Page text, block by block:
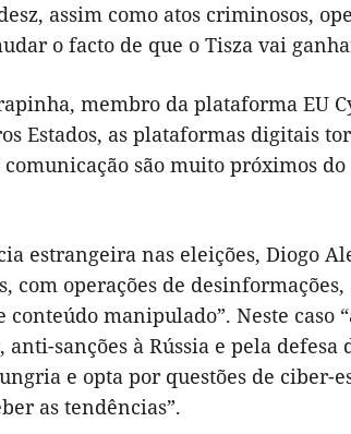
assim como atos criminosos,
o facto de que o Tisza vai
membro da plataforma EU
Estados, as plataformas digitais
comunicação são muito próximos
estrangeira nas eleições, Diogo
com operações de
conteúdo manipulado”. Neste
sanções à Rússia e pela
e opta por questões de ciber-
as tendências”.